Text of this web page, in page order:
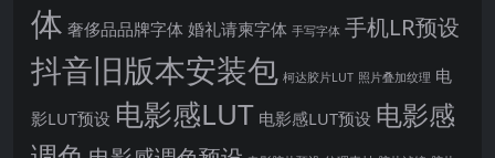
体 奢侈品品牌字体 婚礼请柬字体 手写字体 手机LR预设
抖音旧版本安装包 柯达胶片LUT 照片叠加纹理 电
影LUT预设 电影感LUT 电影感LUT预设 电影感